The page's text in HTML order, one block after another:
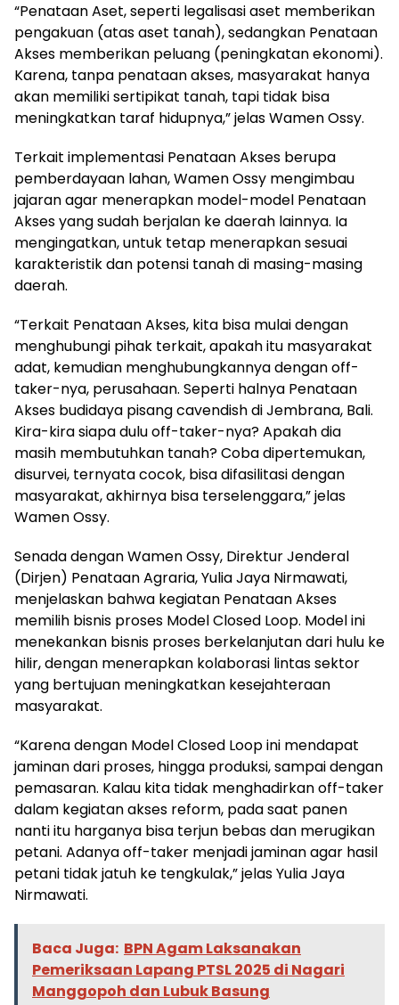
“Penataan Aset, seperti legalisasi aset memberikan
pengakuan (atas aset tanah), sedangkan Penataan
Akses memberikan peluang (peningkatan ekonomi).
Karena, tanpa penataan akses, masyarakat hanya
akan memiliki sertipikat tanah, tapi tidak bisa
meningkatkan taraf hidupnya,” jelas Wamen Ossy.
Terkait implementasi Penataan Akses berupa
pemberdayaan lahan, Wamen Ossy mengimbau
jajaran agar menerapkan model-model Penataan
Akses yang sudah berjalan ke daerah lainnya. Ia
mengingatkan, untuk tetap menerapkan sesuai
karakteristik dan potensi tanah di masing-masing
daerah.
“Terkait Penataan Akses, kita bisa mulai dengan
menghubungi pihak terkait, apakah itu masyarakat
adat, kemudian menghubungkannya dengan off-
taker-nya, perusahaan. Seperti halnya Penataan
Akses budidaya pisang cavendish di Jembrana, Bali.
Kira-kira siapa dulu off-taker-nya? Apakah dia
masih membutuhkan tanah? Coba dipertemukan,
disurvei, ternyata cocok, bisa difasilitasi dengan
masyarakat, akhirnya bisa terselenggara,” jelas
Wamen Ossy.
Senada dengan Wamen Ossy, Direktur Jenderal
(Dirjen) Penataan Agraria, Yulia Jaya Nirmawati,
menjelaskan bahwa kegiatan Penataan Akses
memilih bisnis proses Model Closed Loop. Model ini
menekankan bisnis proses berkelanjutan dari hulu ke
hilir, dengan menerapkan kolaborasi lintas sektor
yang bertujuan meningkatkan kesejahteraan
masyarakat.
“Karena dengan Model Closed Loop ini mendapat
jaminan dari proses, hingga produksi, sampai dengan
pemasaran. Kalau kita tidak menghadirkan off-taker
dalam kegiatan akses reform, pada saat panen
nanti itu harganya bisa terjun bebas dan merugikan
petani. Adanya off-taker menjadi jaminan agar hasil
petani tidak jatuh ke tengkulak,” jelas Yulia Jaya
Nirmawati.
Baca Juga: BPN Agam Laksanakan
Pemeriksaan Lapang PTSL 2025 di Nagari
Manggopoh dan Lubuk Basung